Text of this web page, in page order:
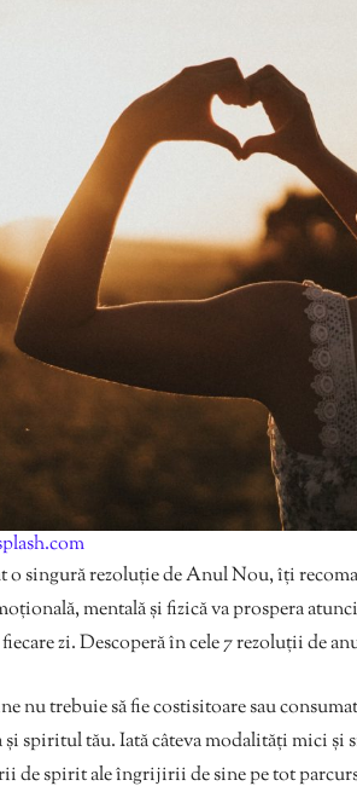
o singură rezoluție de Anul Nou, îți
mentală și fizică va prospera
zi. Descoperă în cele 7 rezoluții de
nu trebuie să fie costisitoare sau
spiritul tău. Iată câteva modalități mici și
de spirit ale îngrijirii de sine pe tot